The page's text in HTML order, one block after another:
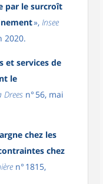
par le surcroît
», Insee
2020.
et services de
le
Drees n° 56, mai
chez les
chez
n° 1815,